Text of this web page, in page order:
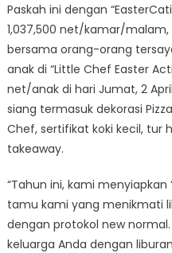
Paskah ini dengan
1,037,500 net/kamar/
bersama orang-orang
anak di “Little Chef Easter
net/anak di hari Jumat, 2
siang termasuk dekorasi
Chef, sertifikat koki kecil, tur
takeaway.
“Tahun ini, kami menyiapkan
tamu kami yang menikmati
dengan protokol new
keluarga Anda dengan